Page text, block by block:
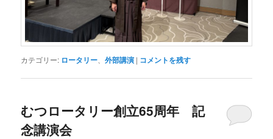
カテゴリー: ロータリー 、外部講演 | コメントを残す
むつロータリー創立65周年 記
念講演会